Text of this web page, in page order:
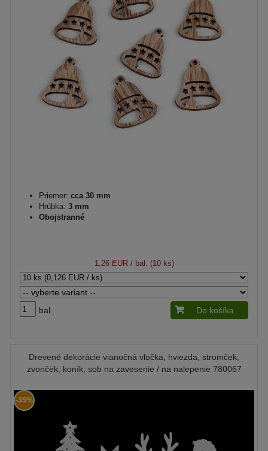
Priemer: cca 30 mm
Hrúbka: 3 mm
Obojstranné
1,26 EUR/ bal. (10 ks)
bal. Do košíka
Drevené dekorácie vianočná vločka, hviezda, stromček,
zvonček, koník, sob na zavesenie / na nalepenie 780067
-35%